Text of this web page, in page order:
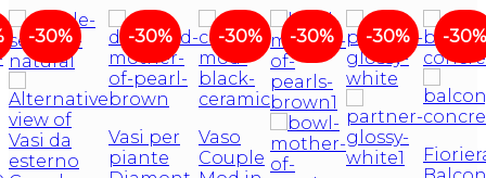
-30% -30%
Vasi per
piante
-30%
Vaso
Couple
-30% -30% -